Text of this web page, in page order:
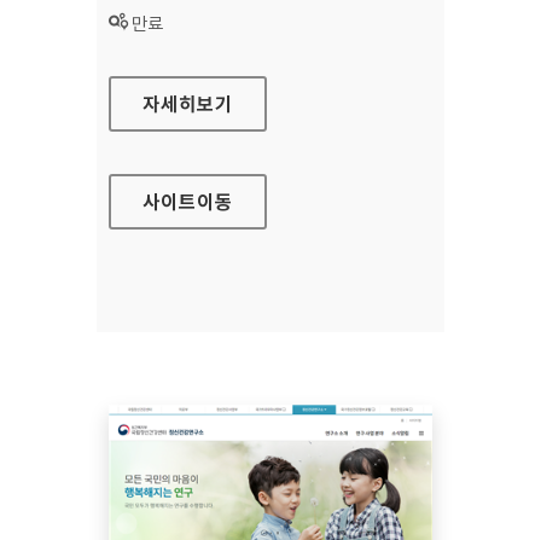
상태 :
만료
국립정신건강센터 정신건강사업부
자세히보기
사이트이동